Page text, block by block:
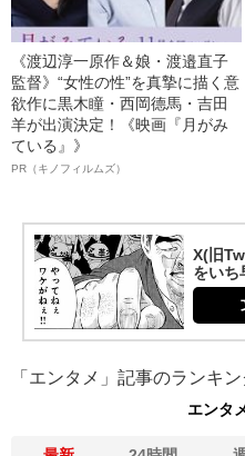
《渡辺淳一原作＆娘・渡邉直子
監督》“女性の性”を真摯に描く意
欲作に黒木瞳・西岡德馬・吉田
羊が出演決定！《映画『月がみ
ている』》
PR（キノフィルムズ）
X(旧
をいち
「エンタメ」記事のランキ
エンタ